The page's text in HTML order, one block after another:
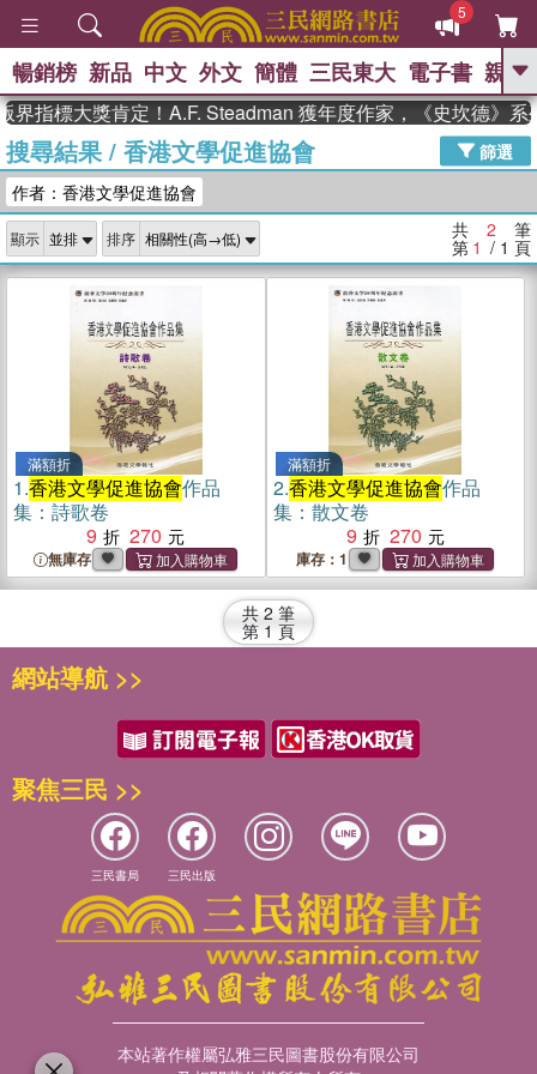
5
GO
熱搜： 東野圭吾 高希均教授回憶錄
、 The Odyssey 、 父親節 、 如果歷
獎 臺灣漫遊錄 、 方念華 、 台灣的李
登輝時代
數學女孩：黎曼猜想 、
偉大的迷走神經
暢銷榜 新品 中文 外文 簡體 三民東大 電子書 親子
界指標大獎肯定！A.F. Steadman 獲年度作家，《史坎德》系
搜尋結果/ 香港文學促進協會
篩選
作者：香港文學促進協會
顯示 排序 共 2 筆
第 1 / 1 頁
滿額折
1.香港文學促進協會作品
集：詩歌卷
9
270
無庫存
滿額折
2.香港文學促進協會作品
集：散文卷
9
270
庫存：1
共 2 筆
第 1 頁
網站導航 >>
聚焦三民 >>
三民書局 三民出版
本站著作權屬弘雅三民圖書股份有限公司